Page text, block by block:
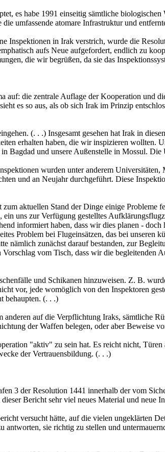
es habe 1991 einseitig sämtliche
umfassende atomare Infrastruktur und
Inspektionen in Irak verstrich, wurde die
aufs Neue aufgefordert, endlich zu
die wir begrüßen, da sie das
auf: die zentrale Auflage der Kooperation und
es so aus, als ob sich Irak im Prinzip
(. . .) Insgesamt gesehen hat Irak in
erhalten haben, die wir inspizieren wollten.
Bagdad und unsere Außenstelle in Mossul.
wurden unter anderem
und an Neujahr durchgeführt. Diese
aktuellen Stand der Dinge einige
uns zur Verfügung gestelltes
informiert haben, dass wir dies planen -
Problem bei Flugeinsätzen, das bei unseren
nämlich zunächst darauf bestanden, zur
vom Tisch, dass wir die
und Schikanen hinzuweisen. Z. B.
vor, jede womöglich von den Inspektoren
behaupten. (. . .)
auf die Verpflichtung Iraks, sämtliche
der Waffen belegen, oder aber Beweise
"aktiv" zu sein hat. Es reicht nicht,
der Vertrauensbildung. (. . .)
3 der Resolution 1441 innerhalb der vom
Bericht sehr viel neues Material und neue
versucht hätte, auf die vielen ungeklärten
antworten, sie richtig zu stellen und